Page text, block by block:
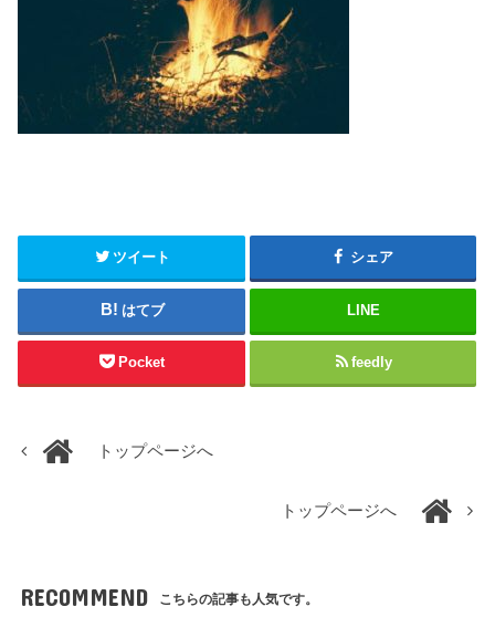
ツイート シェア
はてブ LINE
Pocket feedly
トップページへ
トップページへ
RECOMMEND こちらの記事も人気です。